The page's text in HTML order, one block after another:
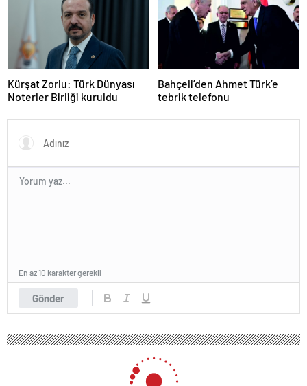
Kürşat Zorlu: Türk Dünyası
Noterler Birliği kuruldu
Bahçeli’den Ahmet Türk’e
tebrik telefonu
Gönder
En az 10 karakter gerekli